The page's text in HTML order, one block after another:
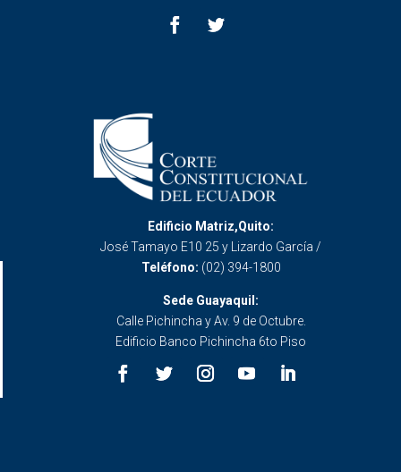
Edificio Matriz,Quito:
José Tamayo E10 25 y Lizardo García /
Teléfono: (02) 394-1800
Sede Guayaquil:
Calle Pichincha y Av. 9 de Octubre.
Edificio Banco Pichincha 6to Piso